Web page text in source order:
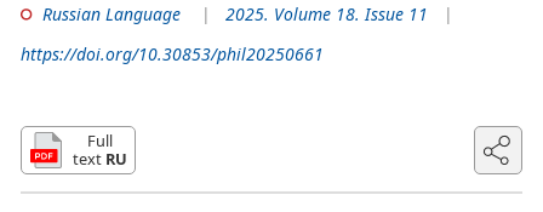
Russian Language
2025. Volume 18. Issue 11
https://doi.org/10.30853/phil20250661
Full
text RU